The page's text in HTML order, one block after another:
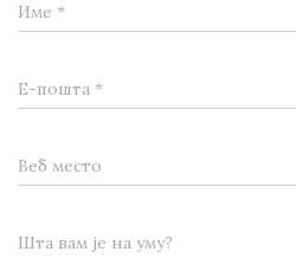
Име *
Е-пошта *
Веб место
Шта вам је на уму?